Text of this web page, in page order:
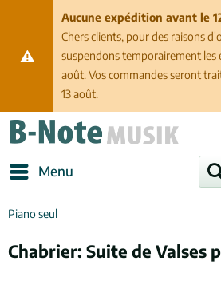
Aucune expédition avant le
Chers clients, pour des raisons
suspendons temporairement les
août. Vos commandes seront
13 août.
Menu
Piano seul
Chabrier: Suite de Valses